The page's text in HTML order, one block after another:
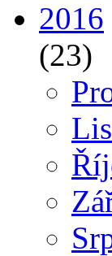
2016
(23)